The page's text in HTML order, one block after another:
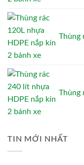
Thùng
Thùng
TIN MỚI NHẤT